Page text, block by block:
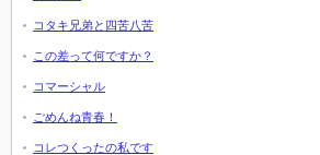
コタキ兄弟と四苦八苦
この差って何ですか？
コマーシャル
ごめんね青春！
コレつくったの私です